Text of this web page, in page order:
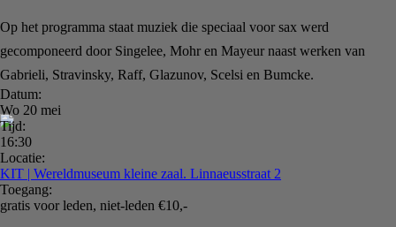
Op het programma staat muziek die speciaal voor sax werd
gecomponeerd door Singelee, Mohr en Mayeur naast werken van
Gabrieli, Stravinsky, Raff, Glazunov, Scelsi en Bumcke.
Datum:
Wo 20 mei
Tijd:
16:30
Locatie:
KIT | Wereldmuseum kleine zaal. Linnaeusstraat 2
Toegang:
gratis voor leden, niet-leden €10,-